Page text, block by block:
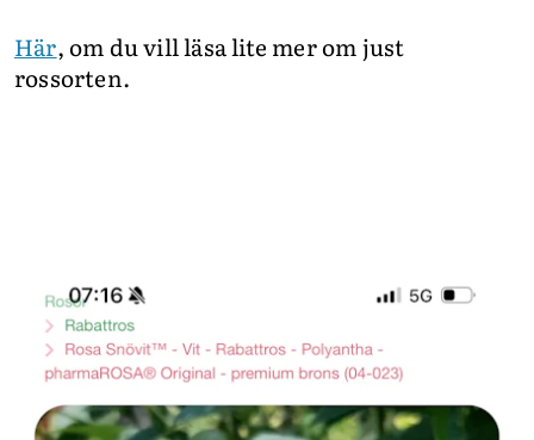
Här, om du vill läsa lite mer om just
rossorten.